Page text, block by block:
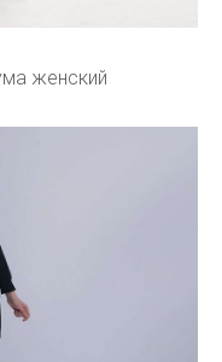
женский